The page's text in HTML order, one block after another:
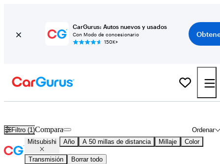
CarGurus: Autos nuevos y usados
Con Modo de concesionario
150K+
Filtro (1) Ordenar
Compara
Mitsubishi Año A 50 millas de distancia Millaje Color
Transmisión Borrar todo